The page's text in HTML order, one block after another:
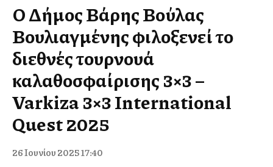
Ο Δήμος Βάρης Βούλας
Βουλιαγμένης φιλοξενεί το
διεθνές τουρνουά
καλαθοσφαίρισης 3×3 –
Varkiza 3×3 International
Quest 2025
26 Ιουνίου 2025 17:40